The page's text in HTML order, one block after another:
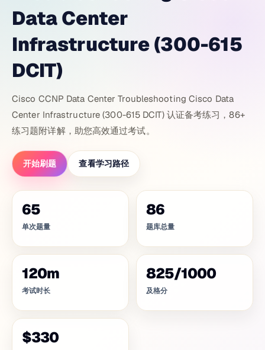
Data Center
Infrastructure (300-615
DCIT)
Cisco CCNP Data Center Troubleshooting Cisco Data
Center Infrastructure (300-615 DCIT) 认证备考练习，86+
练习题附详解，助您高效通过考试。
开始刷题 查看学习路径
65
单次题量
86
题库总量
120m
考试时长
825/1000
及格分
$330